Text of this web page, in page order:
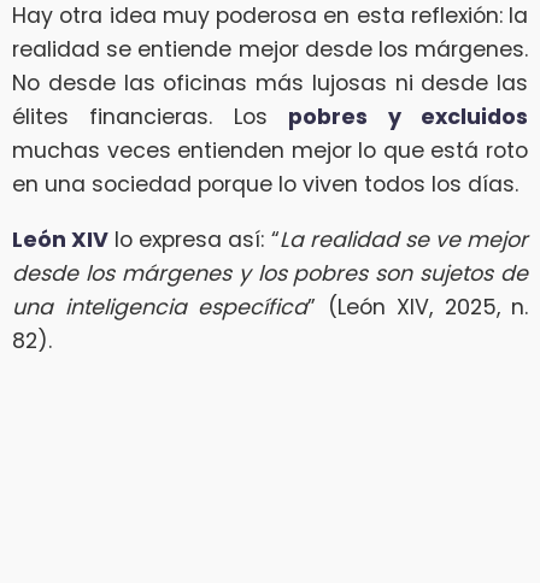
Hay otra idea muy poderosa en esta reflexión: la
realidad se entiende mejor desde los márgenes.
No desde las oficinas más lujosas ni desde las
élites financieras. Los pobres y excluidos
muchas veces entienden mejor lo que está roto
en una sociedad porque lo viven todos los días.
León XIV lo expresa así: “La realidad se ve mejor
desde los márgenes y los pobres son sujetos de
una inteligencia específica” (León XIV, 2025, n.
82).